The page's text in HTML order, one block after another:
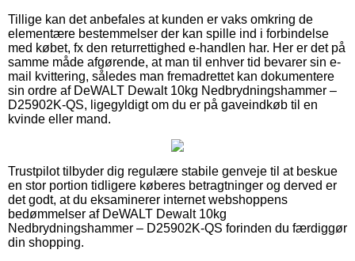
Tillige kan det anbefales at kunden er vaks omkring de
elementære bestemmelser der kan spille ind i forbindelse
med købet, fx den returrettighed e-handlen har. Her er det på
samme måde afgørende, at man til enhver tid bevarer sin e-
mail kvittering, således man fremadrettet kan dokumentere
sin ordre af DeWALT Dewalt 10kg Nedbrydningshammer –
D25902K-QS, ligegyldigt om du er på gaveindkøb til en
kvinde eller mand.
Trustpilot tilbyder dig regulære stabile genveje til at beskue
en stor portion tidligere køberes betragtninger og derved er
det godt, at du eksaminerer internet webshoppens
bedømmelser af DeWALT Dewalt 10kg
Nedbrydningshammer – D25902K-QS forinden du færdiggør
din shopping.